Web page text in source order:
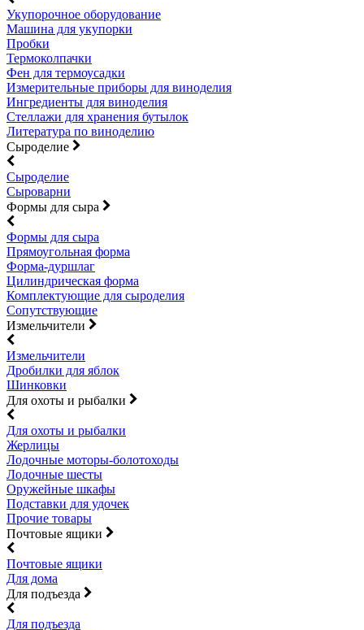
Укупорочное оборудование
Машина для укупорки
Пробки
Термоколпачки
Фен для термоусадки
Измерительные приборы для виноделия
Ингредиенты для виноделия
Стеллажи для хранения бутылок
Литература по виноделию
Сыроделие
Сыроделие
Сыроварни
Формы для сыра
Формы для сыра
Прямоугольная форма
Форма-дуршлаг
Цилиндрическая форма
Комплектующие для сыроделия
Сопутствующие
Измельчители
Измельчители
Дробилки для яблок
Шинковки
Для охоты и рыбалки
Для охоты и рыбалки
Жерлицы
Лодочные моторы-болотоходы
Лодочные шесты
Оружейные шкафы
Подставки для удочек
Прочие товары
Почтовые ящики
Почтовые ящики
Для дома
Для подъезда
Для подъезда